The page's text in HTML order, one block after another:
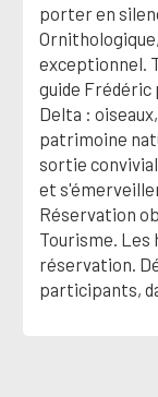
porter en
exceptionnel.
guide Frédéric
Delta :
patrimoine
sortie
et
Réservation
Tourisme. Les
réservation.
participants,